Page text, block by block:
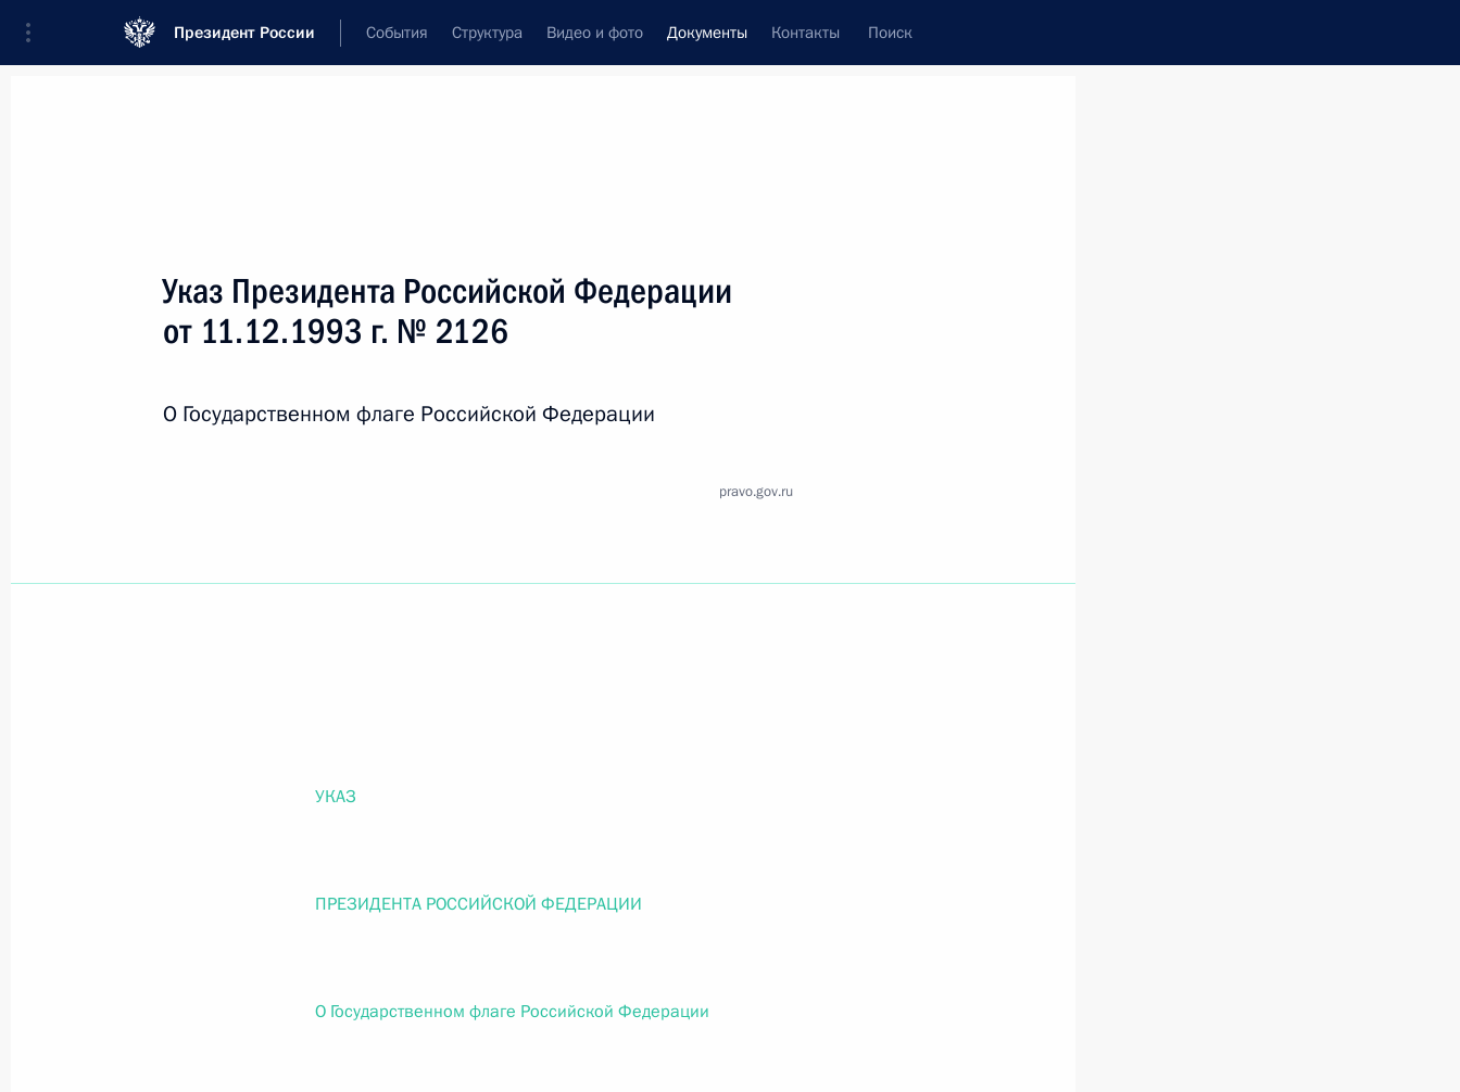
Президент России События Структура Видео и фото Документы Контакты Поиск
Текст в документе
Все
Найти документ
О внесении изменений в статью 11 Федерального закона «О статусе военнослужащих» и статью 86
Федерального закона «Об образовании в Российской Федерации»
законодательные акты Российской Федерации
Указ Президента Российской Федерации
от 11.12.1993 г. № 2126
О Государственном флаге Российской Федерации
pravo.gov.ru
УКАЗ
ПРЕЗИДЕНТА РОССИЙСКОЙ ФЕДЕРАЦИИ
О Государственном флаге Российской Федерации